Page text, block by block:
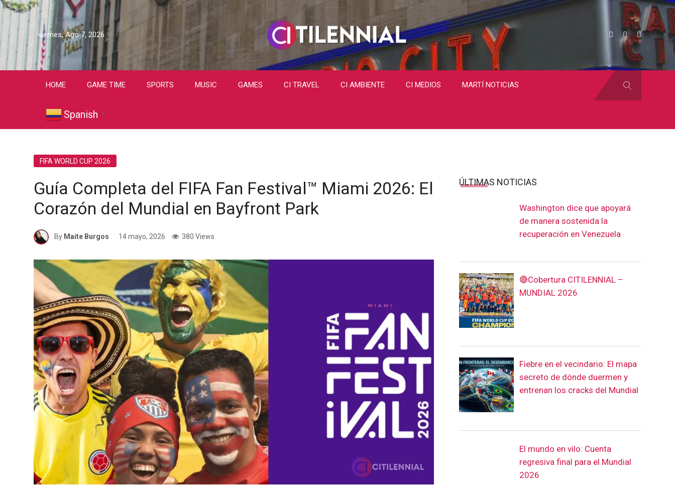
viernes, Ago 7, 2026
HOME GAME TIME SPORTS MUSIC GAMES CI TRAVEL CI AMBIENTE CI MEDIOS MARTÍ NOTICIAS
Spanish ▼
FIFA WORLD CUP 2026
Guía Completa del FIFA Fan Festival™ Miami 2026: El
Corazón del Mundial en Bayfront Park
By Maite Burgos 14 mayo, 2026 380 Views
ÚLTIMAS NOTICIAS
Washington dice que apoyará
de manera sostenida la
recuperación en Venezuela
🔴Cobertura CITILENNIAL –
MUNDIAL 2026
Fiebre en el vecindario: El mapa
secreto de dónde duermen y
entrenan los cracks del Mundial
El mundo en vilo: Cuenta
regresiva final para el Mundial
2026